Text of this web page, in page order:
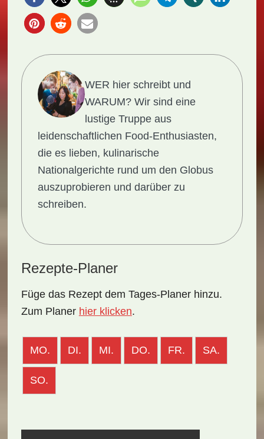
WER hier schreibt und
WARUM?Wir sind eine
lustige Truppe aus
leidenschaftlichen Food-Enthusiasten,
die es lieben, kulinarische
Nationalgerichte rund um den Globus
auszuprobieren und darüber zu
schreiben.
Rezepte-Planer
Füge das Rezept dem Tages-Planer hinzu.
Zum Planer hier klicken.
MO. DI. MI. DO. FR. SA.
SO.